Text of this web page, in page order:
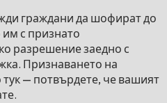
граждани да шофират до
им с признато
разрешение заедно с
Признаването на
— потвърдете, че вашият